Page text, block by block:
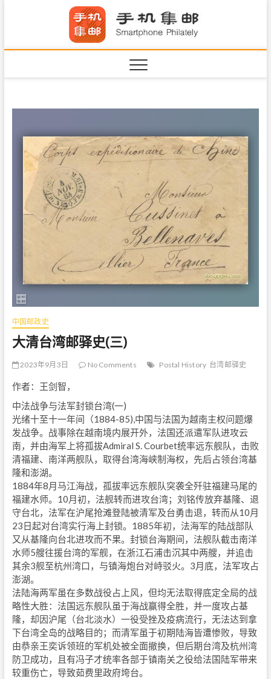
p
中国邮政史
大清台湾邮驿史(三)
2023年9月3日 No Comments Postal History 台湾邮驿史
作者：王剑智，
中法战争与法军封锁台湾(一)
光绪十至十一年间（1884-85),中国与法国为越南主权问题爆
发战争。战事除在越南境内展开外，法国还派遣军队进攻云
南，并由海军上将孤拔Admiral S. Courbet统率远东舰队，击败
清福建、南洋两舰队，取得台湾海峡制海权，先后占领台湾基
隆和澎湖。
1884年8月马江海战，孤拔率远东舰队突袭全歼驻福建马尾的
福建水师。10月初，法舰转而进攻台湾；刘铭传放弃基隆、退
守台北，法军在沪尾抢滩登陆被清军及台勇击退，转而从10月
23日起对台湾实行海上封锁。1885年初，法海军的陆战部队
又从基隆向台北进攻而不果。封锁台海期间，法舰队截击南洋
水师5艘往援台湾的军舰，在浙江石浦击沉其中两艘，并追击
其余3舰至杭州湾口，与镇海炮台对峙驳火。3月底，法军攻占
澎湖。
法陆海两军虽在多数战役占上风，但均无法取得底定全局的战
略性大胜：法国远东舰队虽于海战赢得全胜，并一度攻占基
隆，却因沪尾（台北淡水）一役受挫及疫病流行，无法达到拿
下台湾全岛的战略目的；而清军虽于初期陆海皆遭惨败，导致
由恭亲王奕诉领班的军机处被全面撤换，但后期台湾及杭州湾
防卫成功，且有冯子才统率各部于镇南关之役给法国陆军带来
较重伤亡，导致茹费里政府垮台。